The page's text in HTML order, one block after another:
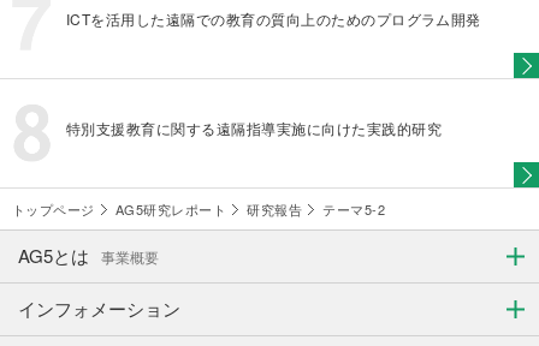
ICTを活用した遠隔での教育の質向上のためのプログラム開発
特別支援教育に関する遠隔指導実施に向けた実践的研究
トップページ AG5研究レポート 研究報告 テーマ5-2
AG5とは 事業概要
インフォメーション